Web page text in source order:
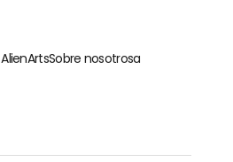
Sobre nosotrosa